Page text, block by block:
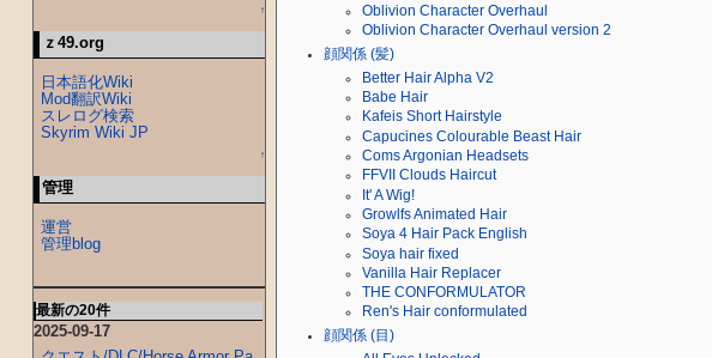
Oblivion Character Overhaul
Oblivion Character Overhaul version 2
顔関係 (髪)
Better Hair Alpha V2
Babe Hair
Kafeis Short Hairstyle
Capucines Colourable Beast Hair
Coms Argonian Headsets
FFVII Clouds Haircut
It' A Wig!
Growlfs Animated Hair
Soya 4 Hair Pack English
Soya hair fixed
Vanilla Hair Replacer
THE CONFORMULATOR
Ren's Hair conformulated
顔関係 (目)
↑
ｚ49.org
日本語化Wiki
Mod翻訳Wiki
スレログ検索
Skyrim Wiki JP
↑
管理
運営
管理blog
最新の20件
2025-09-17